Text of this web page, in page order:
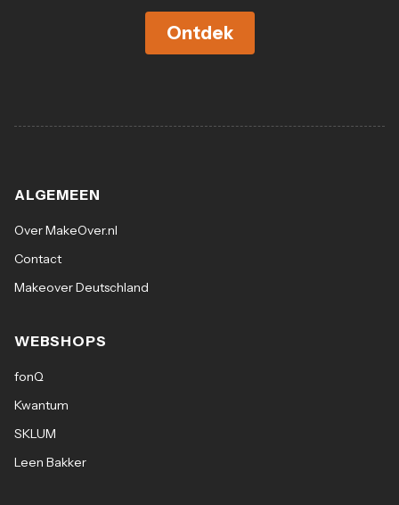
Ontdek
ALGEMEEN
Over MakeOver.nl
Contact
Makeover Deutschland
WEBSHOPS
fonQ
Kwantum
SKLUM
Leen Bakker